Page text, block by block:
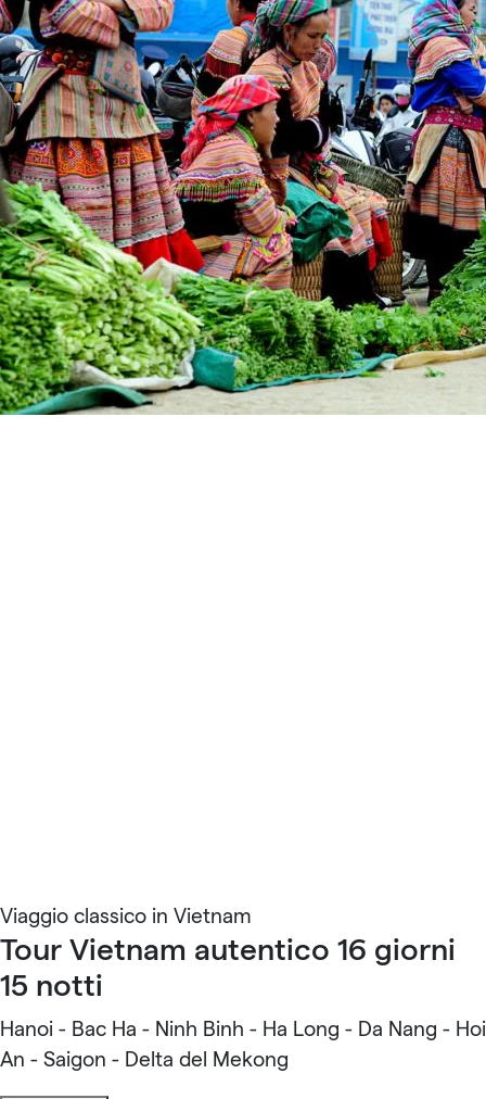
Viaggio classico in Vietnam
Tour Vietnam autentico 16 giorni
15 notti
Hanoi - Bac Ha - Ninh Binh - Ha Long - Da Nang - Hoi
An - Saigon - Delta del Mekong